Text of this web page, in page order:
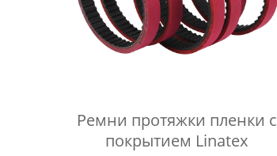
Ремни протяжки пленки с
покрытием Linatex